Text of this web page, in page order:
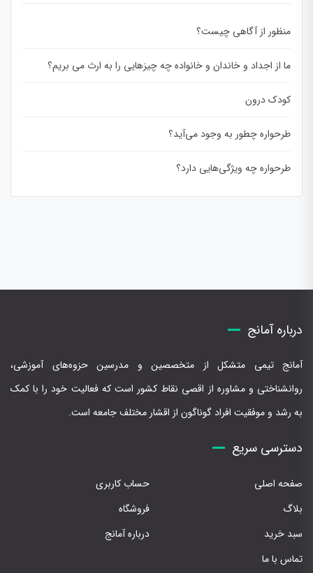
منظور از آگاهی چیست؟
ما از اجداد و خاندان و خانواده چه چیزهایی را به ارث می بریم؟
کودک درون
طرحواره چطور به وجود می‌آید؟
طرحواره چه ویژگی‌هایی دارد؟
درباره آمانج
آمانج تیمی متشکل از متخصصین و مدرسین حزوه‌های آموزشی،
روانشناختی و مشاوره از اقصی نقاط کشور است که فعالیت خود را با کمک
به رشد و موفقیت افراد گوناگون از اقشار مختلف جامعه است.
دسترسی سریع
صفحه اصلی
حساب کاربری
بلاگ
فروشگاه
سبد خرید
درباره آمانج
تماس با ما